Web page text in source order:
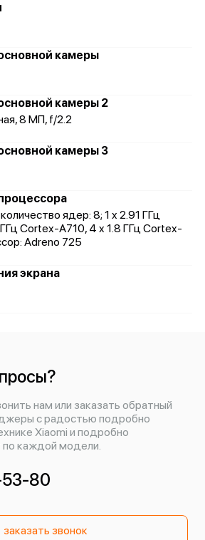
камеры
камеры 2
8 МП, f/2.2
камеры 3
ядер: 8; 1 x 2.91 ГГц
Cortex-A710, 4 x 1.8 ГГц Cortex-
Adreno 725
экрана
нам или заказать обратный
с радостью подробно
Xiaomi и подробно
по каждой модели.
80
заказать звонок